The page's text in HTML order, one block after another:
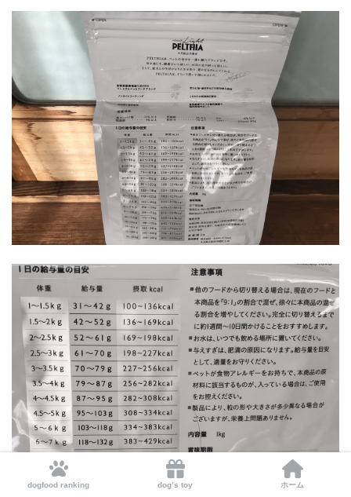
dogfood ranking dog’s toy ホーム